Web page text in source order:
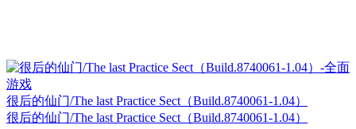
很后的仙门/The last Practice Sect（Build.8740061-1.04）
很后的仙门/The last Practice Sect（Build.8740061-1.04）